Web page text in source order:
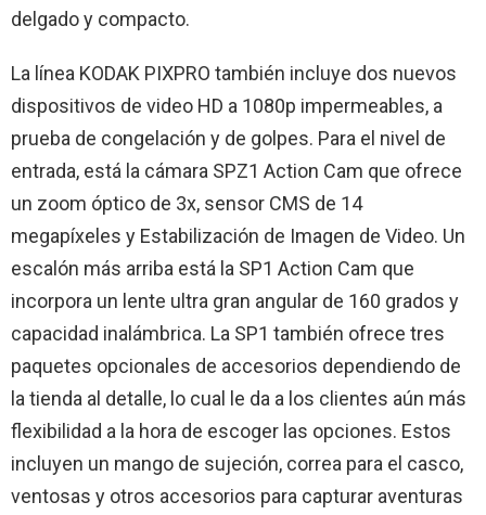
delgado y compacto.
La línea KODAK PIXPRO también incluye dos nuevos
dispositivos de video HD a 1080p impermeables, a
prueba de congelación y de golpes. Para el nivel de
entrada, está la cámara SPZ1 Action Cam que ofrece
un zoom óptico de 3x, sensor CMS de 14
megapíxeles y Estabilización de Imagen de Video. Un
escalón más arriba está la SP1 Action Cam que
incorpora un lente ultra gran angular de 160 grados y
capacidad inalámbrica. La SP1 también ofrece tres
paquetes opcionales de accesorios dependiendo de
la tienda al detalle, lo cual le da a los clientes aún más
flexibilidad a la hora de escoger las opciones. Estos
incluyen un mango de sujeción, correa para el casco,
ventosas y otros accesorios para capturar aventuras